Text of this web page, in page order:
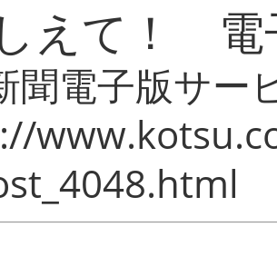
えて！ 電
聞電子版サー